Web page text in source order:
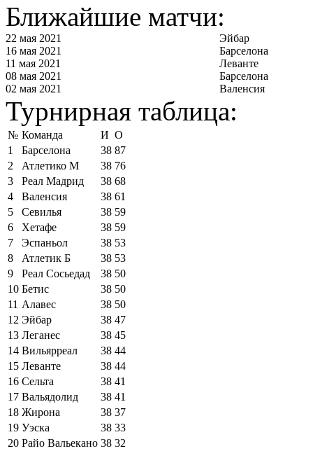
Ближайшие матчи:
22 мая 2021
Эйбар
16 мая 2021
Барселона
11 мая 2021
Леванте
08 мая 2021
Барселона
02 мая 2021
Валенсия
Турнирная таблица:
№ Команда И О
1
Барселона 38 87
2
Атлетико М 38 76
3
Реал Мадрид 38 68
4
Валенсия 38 61
5
Севилья 38 59
6
Хетафе 38 59
7
Эспаньол 38 53
8
Атлетик Б 38 53
9
Реал Сосьедад 38 50
10 Бетис 38 50
11 Алавес 38 50
12 Эйбар 38 47
13 Леганес 38 45
14 Вильярреал 38 44
15 Леванте 38 44
16 Сельта 38 41
17 Вальядолид 38 41
18 Жирона 38 37
19 Уэска 38 33
20 Райо Вальекано 38 32